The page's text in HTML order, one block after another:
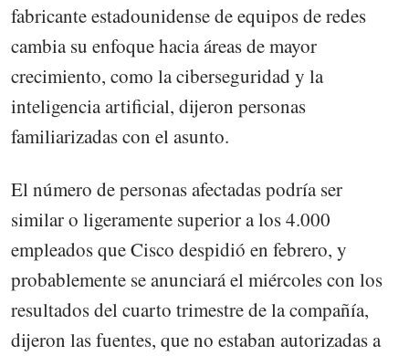
fabricante estadounidense de equipos de redes
cambia su enfoque hacia áreas de mayor
crecimiento, como la ciberseguridad y la
inteligencia artificial, dijeron personas
familiarizadas con el asunto.
El número de personas afectadas podría ser
similar o ligeramente superior a los 4.000
empleados que Cisco despidió en febrero, y
probablemente se anunciará el miércoles con los
resultados del cuarto trimestre de la compañía,
dijeron las fuentes, que no estaban autorizadas a